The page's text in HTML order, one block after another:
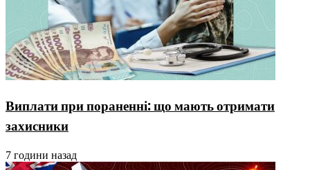
Виплати при пораненні: що мають отримати
захисники
7 години назад